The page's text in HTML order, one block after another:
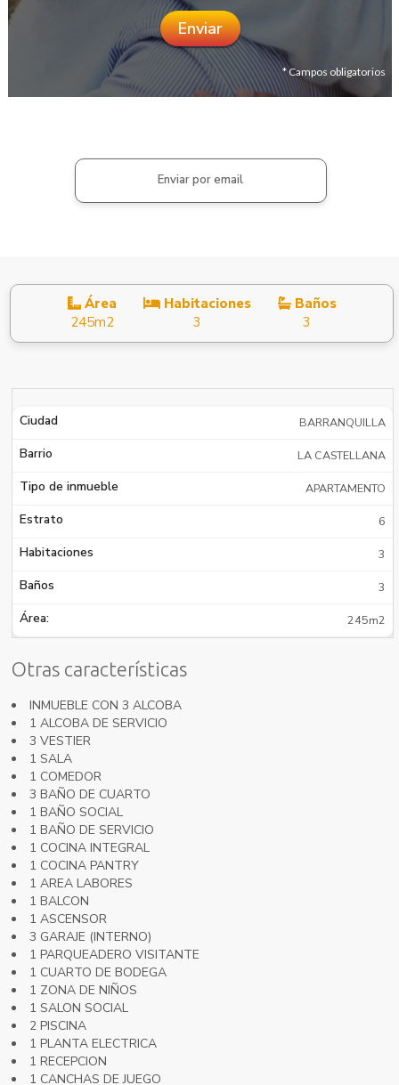
* Campos obligatorios
Enviar por email
Área
245m2
Habitaciones
3
Baños
3
Ciudad BARRANQUILLA
Barrio LA CASTELLANA
Tipo de inmueble APARTAMENTO
Estrato 6
Habitaciones 3
Baños 3
Área: 245m2
Otras características
INMUEBLE CON 3 ALCOBA
1 ALCOBA DE SERVICIO
3 VESTIER
1 SALA
1 COMEDOR
3 BAÑO DE CUARTO
1 BAÑO SOCIAL
1 BAÑO DE SERVICIO
1 COCINA INTEGRAL
1 COCINA PANTRY
1 AREA LABORES
1 BALCON
1 ASCENSOR
3 GARAJE (INTERNO)
1 PARQUEADERO VISITANTE
1 CUARTO DE BODEGA
1 ZONA DE NIÑOS
1 SALON SOCIAL
2 PISCINA
1 PLANTA ELECTRICA
1 RECEPCION
1 CANCHAS DE JUEGO